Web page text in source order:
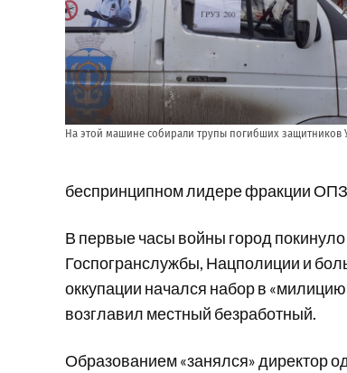
На этой машине собирали трупы погибших защитников
беспринципном лидере фракции
В первые часы войны город
Госпогранслужбы, Нацполиции и
оккупации начался набор в
возглавил местный безработный.
Образованием «занялся» директор